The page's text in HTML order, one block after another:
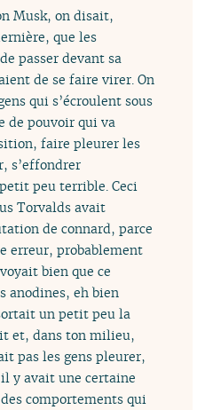
Musk, on disait,
que les
passer devant sa
de se faire virer. On
qui s’écroulent sous
de pouvoir qui va
faire pleurer les
s’effondrer
peu terrible. Ceci
Torvalds avait
de connard, parce
erreur, probablement
bien que ce
anodines, eh bien
un petit peu la
et, dans ton milieu,
pas les gens pleurer,
y avait une certaine
comportements qui